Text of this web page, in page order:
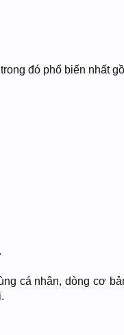
đó phổ biến nhất
cá nhân, dòng cơ